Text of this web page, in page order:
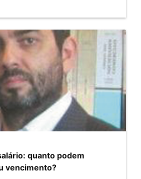
quanto podem
vencimento?